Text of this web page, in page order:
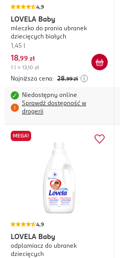
4,9
LOVELA Baby
mleczko do prania ubranek
dziecięcych białych
1,45 l
18,99 zł
1 l = 13,10 zł
Najniższa cena: 28,99 zł
Niedostępny online
Sprawdź dostępność w
drogerii
MEGA!
4,9
LOVELA Baby
odplamiacz do ubranek
dziecięcych